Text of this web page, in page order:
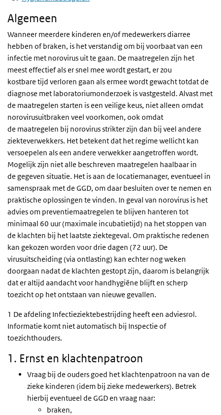
Algemeen
Wanneer meerdere kinderen en/of medewerkers diarree
hebben of braken, is het verstandig om bij voorbaat van een
infectie met norovirus uit te gaan. De maatregelen zijn het
meest effectief als er snel mee wordt gestart, er zou
kostbare tijd verloren gaan als ermee wordt gewacht totdat de
diagnose met laboratoriumonderzoek is vastgesteld. Alvast met
de maatregelen starten is een veilige keus, niet alleen omdat
norovirusuitbraken veel voorkomen, ook omdat
de maatregelen bij norovirus strikter zijn dan bij veel andere
ziekteverwekkers. Het betekent dat het regime wellicht kan
versoepelen als een andere verwekker aangetroffen wordt.
Mogelijk zijn niet alle beschreven maatregelen haalbaar in
de gegeven situatie. Het is aan de locatiemanager, eventueel in
samenspraak met de GGD, om daar besluiten over te nemen en
praktische oplossingen te vinden. In geval van norovirus is het
advies om preventiemaatregelen te blijven hanteren tot
minimaal 60 uur (maximale incubatietijd) na het stoppen van
de klachten bij het laatste ziektegeval. Om praktische redenen
kan gekozen worden voor drie dagen (72 uur). De
virusuitscheiding (via ontlasting) kan echter nog weken
doorgaan nadat de klachten gestopt zijn, daarom is belangrijk
dat er altijd aandacht voor handhygiëne blijft en scherp
toezicht op het ontstaan van nieuwe gevallen.
1 De afdeling Infectieziektebestrijding heeft een adviesrol.
Informatie komt niet automatisch bij Inspectie of
toezichthouders.
1. Ernst en klachtenpatroon
Vraag bij de ouders goed het klachtenpatroon na van de
zieke kinderen (idem bij zieke medewerkers). Betrek
hierbij eventueel de GGD en vraag naar:
braken,